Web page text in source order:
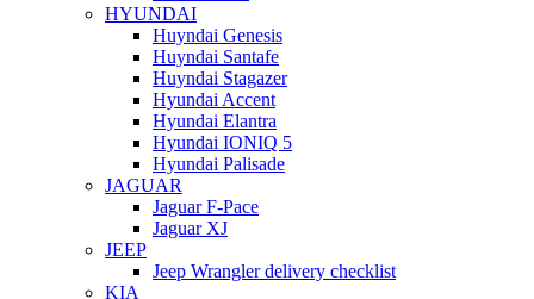
HYUNDAI
Huyndai Genesis
Huyndai Santafe
Huyndai Stagazer
Hyundai Accent
Hyundai Elantra
Hyundai IONIQ 5
Hyundai Palisade
JAGUAR
Jaguar F-Pace
Jaguar XJ
JEEP
Jeep Wrangler delivery checklist
KIA